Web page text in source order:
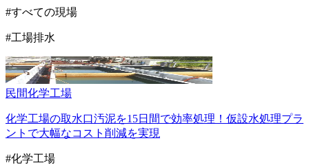
#すべての現場
#工場排水
民間化学工場
化学工場の取水口汚泥を15日間で効率処理！仮設水処理プラ
ントで大幅なコスト削減を実現
#化学工場